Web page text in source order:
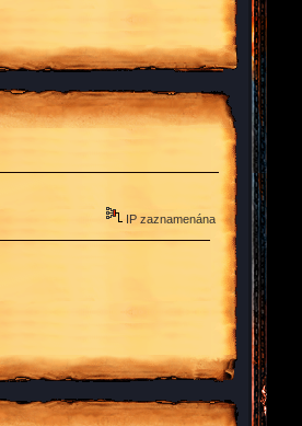
IP zaznamenána